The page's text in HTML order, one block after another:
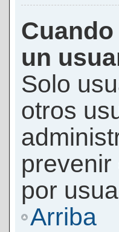
un
Solo
otros
por
Arriba